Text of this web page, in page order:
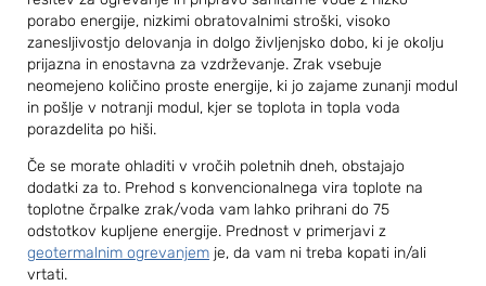
porabo energije, nizkimi obratovalnimi stroški, visoko
zanesljivostjo delovanja in dolgo življenjsko dobo, ki je okolju
prijazna in enostavna za vzdrževanje. Zrak vsebuje
neomejeno količino proste energije, ki jo zajame zunanji modul
in pošlje v notranji modul, kjer se toplota in topla voda
porazdelita po hiši.
Če se morate ohladiti v vročih poletnih dneh, obstajajo
dodatki za to. Prehod s konvencionalnega vira toplote na
toplotne črpalke zrak/voda vam lahko prihrani do 75
odstotkov kupljene energije. Prednost v primerjavi z
geotermalnim ogrevanjem je, da vam ni treba kopati in/ali
vrtati.